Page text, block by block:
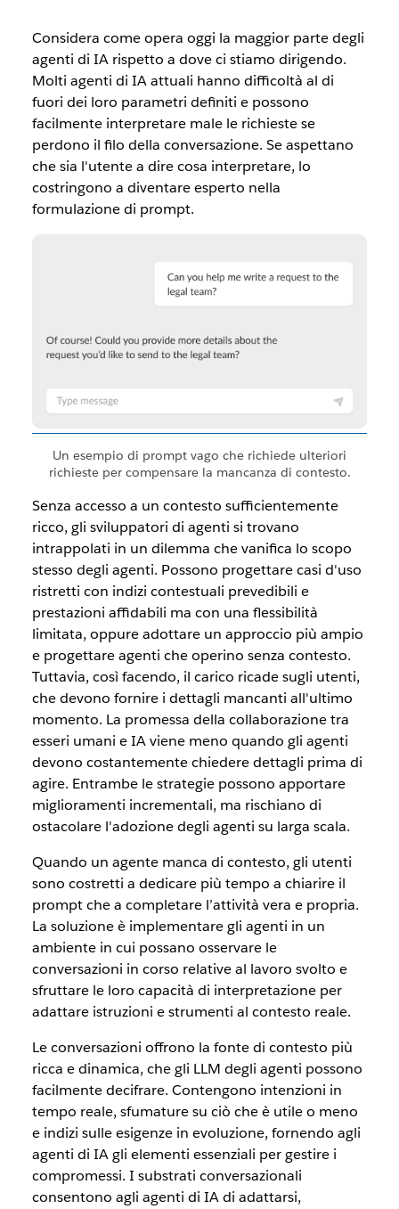
Considera come opera oggi la maggior parte degli
agenti di IA rispetto a dove ci stiamo dirigendo.
Molti agenti di IA attuali hanno difficoltà al di
fuori dei loro parametri definiti e possono
facilmente interpretare male le richieste se
perdono il filo della conversazione. Se aspettano
che sia l'utente a dire cosa interpretare, lo
costringono a diventare esperto nella
formulazione di prompt.
Un esempio di prompt vago che richiede ulteriori
richieste per compensare la mancanza di contesto.
Senza accesso a un contesto sufficientemente
ricco, gli sviluppatori di agenti si trovano
intrappolati in un dilemma che vanifica lo scopo
stesso degli agenti. Possono progettare casi d'uso
ristretti con indizi contestuali prevedibili e
prestazioni affidabili ma con una flessibilità
limitata, oppure adottare un approccio più ampio
e progettare agenti che operino senza contesto.
Tuttavia, così facendo, il carico ricade sugli utenti,
che devono fornire i dettagli mancanti all'ultimo
momento. La promessa della collaborazione tra
esseri umani e IA viene meno quando gli agenti
devono costantemente chiedere dettagli prima di
agire. Entrambe le strategie possono apportare
miglioramenti incrementali, ma rischiano di
ostacolare l'adozione degli agenti su larga scala.
Quando un agente manca di contesto, gli utenti
sono costretti a dedicare più tempo a chiarire il
prompt che a completare l’attività vera e propria.
La soluzione è implementare gli agenti in un
ambiente in cui possano osservare le
conversazioni in corso relative al lavoro svolto e
sfruttare le loro capacità di interpretazione per
adattare istruzioni e strumenti al contesto reale.
Le conversazioni offrono la fonte di contesto più
ricca e dinamica, che gli LLM degli agenti possono
facilmente decifrare. Contengono intenzioni in
tempo reale, sfumature su ciò che è utile o meno
e indizi sulle esigenze in evoluzione, fornendo agli
agenti di IA gli elementi essenziali per gestire i
compromessi. I substrati conversazionali
consentono agli agenti di IA di adattarsi,